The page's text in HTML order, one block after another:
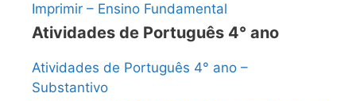
Imprimir – Ensino Fundamental
Atividades de Português 4° ano
Atividades de Português 4° ano –
Substantivo